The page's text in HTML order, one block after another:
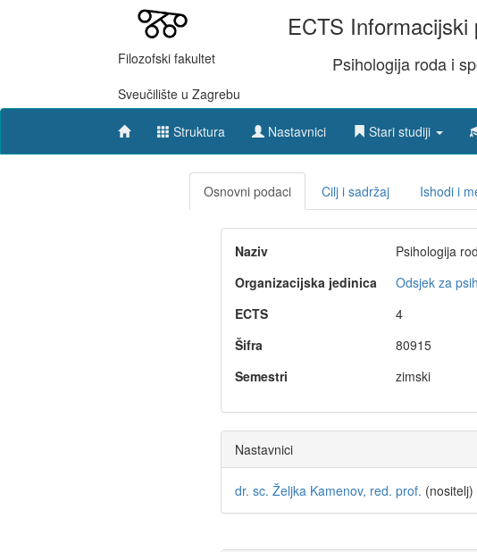
Filozofski fakultet
Sveučilište u Zagrebu
ECTS
Psihologija roda i
Struktura Nastavnici Stari studiji
Osnovni podaci Cilj i sadržaj Ishodi i
Naziv
Psihologija
Organizacijska jedinica
Odsjek za
ECTS
4
Šifra
80915
Semestri
zimski
Nastavnici
dr. sc. Željka Kamenov, red. prof. (nositelj)